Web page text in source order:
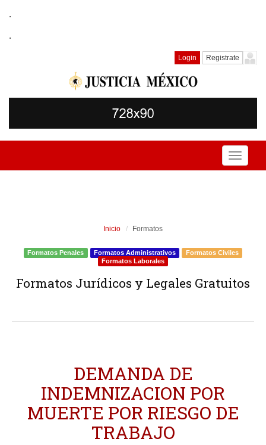
.
.
Login Registrate
Toggle
Inicio Formatos
Formatos Penales Formatos Administrativos
Formatos Civiles
Formatos Laborales
Formatos Jurídicos y Legales Gratuitos
DEMANDA DE
INDEMNIZACION POR
MUERTE POR RIESGO DE
TRABAJO